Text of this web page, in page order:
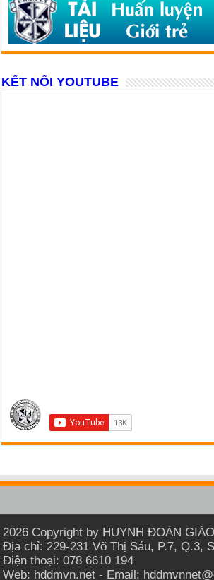
KẾT NỐI YOUTUBE
2026 Copyright by HUYNH ĐOÀN
Địa chỉ: 229-231 Võ Thị Sáu, P.7, Q.3,
Điện thoại: 078 6610 194
Web: hddmvn.net - Email: